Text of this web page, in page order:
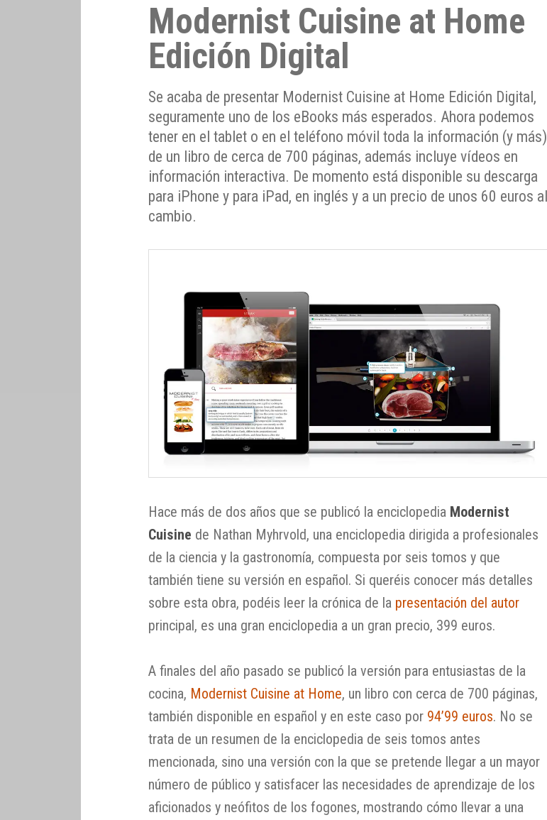
Modernist Cuisine at Home
Edición Digital
Se acaba de presentar Modernist Cuisine at Home Edición Digital,
seguramente uno de los eBooks más esperados. Ahora podemos
tener en el tablet o en el teléfono móvil toda la información (y más)
de un libro de cerca de 700 páginas, además incluye vídeos en
información interactiva. De momento está disponible su descarga
para iPhone y para iPad, en inglés y a un precio de unos 60 euros al
cambio.
Hace más de dos años que se publicó la enciclopedia Modernist
Cuisine de Nathan Myhrvold, una enciclopedia dirigida a profesionales
de la ciencia y la gastronomía, compuesta por seis tomos y que
también tiene su versión en español. Si queréis conocer más detalles
sobre esta obra, podéis leer la crónica de la presentación del autor
principal, es una gran enciclopedia a un gran precio, 399 euros.
A finales del año pasado se publicó la versión para entusiastas de la
cocina, Modernist Cuisine at Home, un libro con cerca de 700 páginas,
también disponible en español y en este caso por 94’99 euros. No se
trata de un resumen de la enciclopedia de seis tomos antes
mencionada, sino una versión con la que se pretende llegar a un mayor
número de público y satisfacer las necesidades de aprendizaje de los
aficionados y neófitos de los fogones, mostrando cómo llevar a una